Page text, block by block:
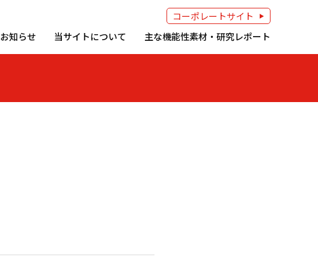
コーポレートサイト
お知らせ
当サイトについて 主な機能性素材・研究レポート